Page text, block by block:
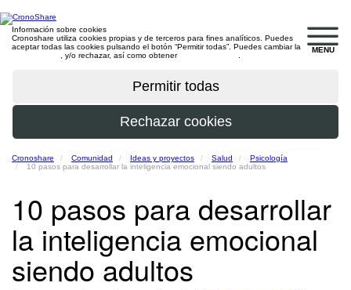
MENU
Información sobre cookies
Cronoshare utiliza cookies propias y de terceros para fines analíticos. Puedes
aceptar todas las cookies pulsando el botón “Permitir todas”. Puedes cambiar la
, y/o rechazar, así como obtener
Cronoshare Comunidad Ideas y proyectos Salud
Psicología
10 pasos para desarrollar la inteligencia emocional siendo adultos
10 pasos para desarrollar
la inteligencia emocional
siendo adultos